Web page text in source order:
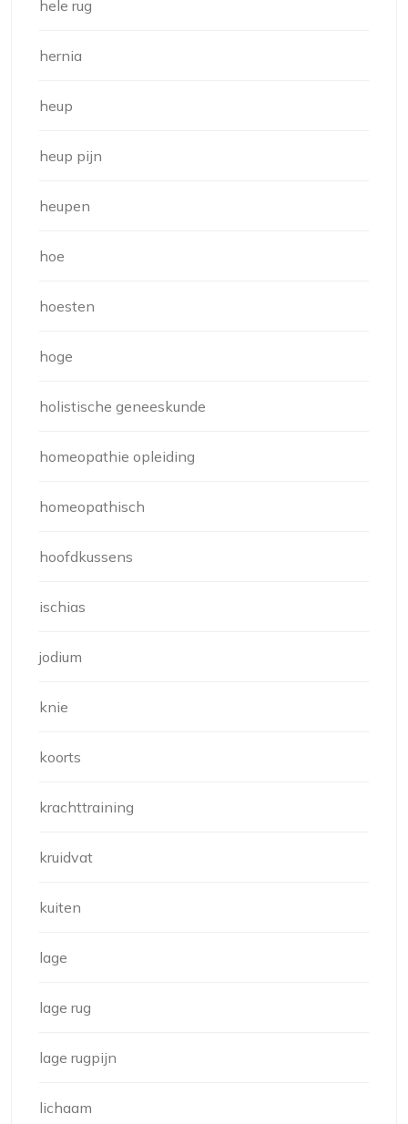
hele rug
hernia
heup
heup pijn
heupen
hoe
hoesten
hoge
holistische geneeskunde
homeopathie opleiding
homeopathisch
hoofdkussens
ischias
jodium
knie
koorts
krachttraining
kruidvat
kuiten
lage
lage rug
lage rugpijn
lichaam